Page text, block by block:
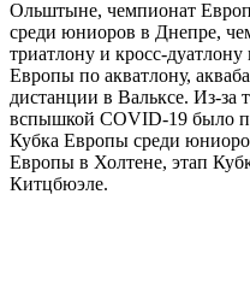
Ольштыне, чемпионат
среди юниоров в Днепре,
триатлону и кросс-
Европы по акватлону,
дистанции в Вальксе. Из-за
вспышкой COVID-19 было
Кубка Европы среди
Европы в Холтене, этап
Китцбюэле.